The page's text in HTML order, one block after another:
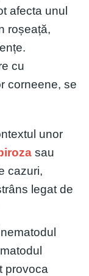
afecta unul
roșeață,
cu
corneene, se
unor
sau
cazuri,
legat de
provoca